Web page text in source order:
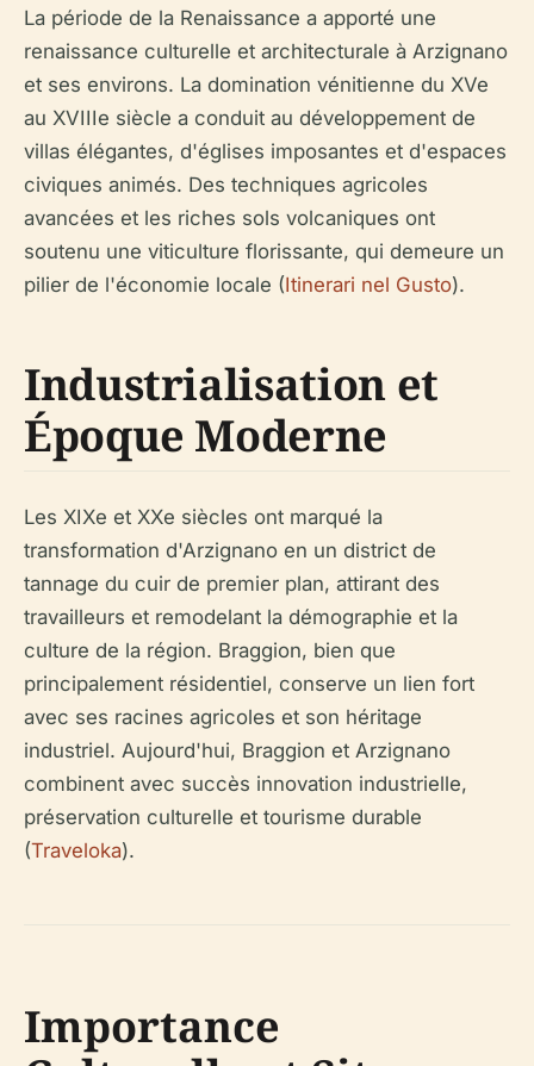
La période de la Renaissance a apporté une
renaissance culturelle et architecturale à Arzignano
et ses environs. La domination vénitienne du XVe
au XVIIIe siècle a conduit au développement de
villas élégantes, d'églises imposantes et d'espaces
civiques animés. Des techniques agricoles
avancées et les riches sols volcaniques ont
soutenu une viticulture florissante, qui demeure un
pilier de l'économie locale (Itinerari nel Gusto).
Industrialisation et
Époque Moderne
Les XIXe et XXe siècles ont marqué la
transformation d'Arzignano en un district de
tannage du cuir de premier plan, attirant des
travailleurs et remodelant la démographie et la
culture de la région. Braggion, bien que
principalement résidentiel, conserve un lien fort
avec ses racines agricoles et son héritage
industriel. Aujourd'hui, Braggion et Arzignano
combinent avec succès innovation industrielle,
préservation culturelle et tourisme durable
(Traveloka).
Importance